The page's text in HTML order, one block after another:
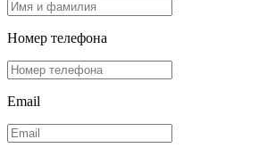
Номер телефона
Email